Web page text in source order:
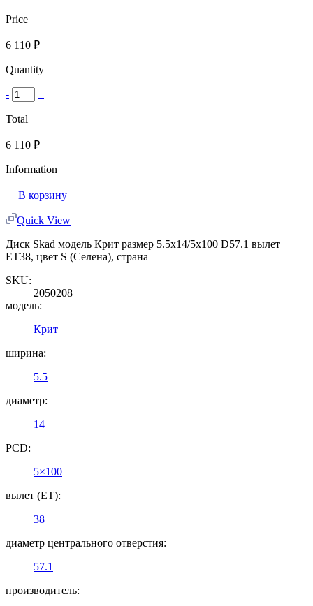
Price
6 110 ₽
Quantity
- +
Total
6 110 ₽
Information
В корзину
Quick View
Диск Skad модель Крит размер 5.5x14/5x100 D57.1 вылет
ET38, цвет S (Селена), страна
SKU:
2050208
модель:
Крит
ширина:
5.5
диаметр:
14
PCD:
5×100
вылет (ET):
38
диаметр центрального отверстия:
57.1
производитель: